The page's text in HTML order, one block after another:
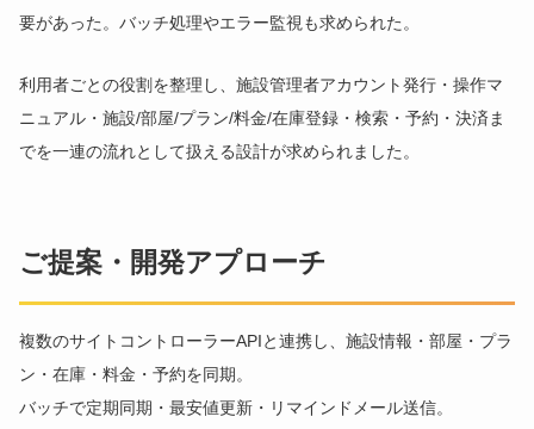
要があった。バッチ処理やエラー監視も求められた。
利用者ごとの役割を整理し、施設管理者アカウント発行・操作マ
ニュアル・施設/部屋/プラン/料金/在庫登録・検索・予約・決済ま
でを一連の流れとして扱える設計が求められました。
ご提案・開発アプローチ
複数のサイトコントローラーAPIと連携し、施設情報・部屋・プラ
ン・在庫・料金・予約を同期。
バッチで定期同期・最安値更新・リマインドメール送信。